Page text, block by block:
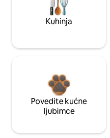
Kuhinja
Povedite kućne
ljubimce